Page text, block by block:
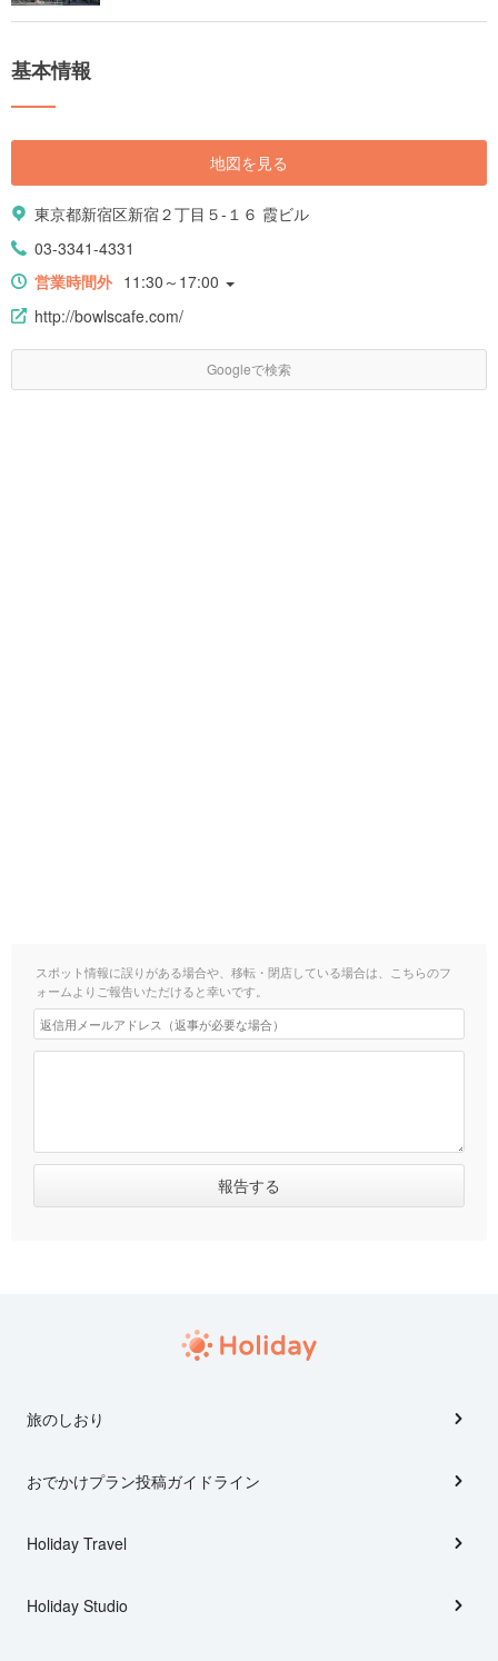
基本情報
地図を見る
東京都新宿区新宿２丁目５-１６ 霞ビル
03-3341-4331
営業時間外 11:30～17:00
http://bowlscafe.com/
Googleで検索
スポット情報に誤りがある場合や、移転・閉店している場合は、こちらのフ
ォームよりご報告いただけると幸いです。
旅のしおり
おでかけプラン投稿ガイドライン
Holiday Travel
Holiday Studio